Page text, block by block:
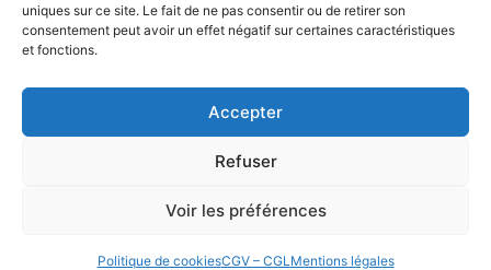
uniques sur ce site. Le fait de ne pas consentir ou de retirer son
consentement peut avoir un effet négatif sur certaines caractéristiques
et fonctions.
Accepter
Refuser
Voir les préférences
Politique de cookiesCGV – CGLMentions légales
CGV - CGL
Copyright © 2026 Aurum Omnes